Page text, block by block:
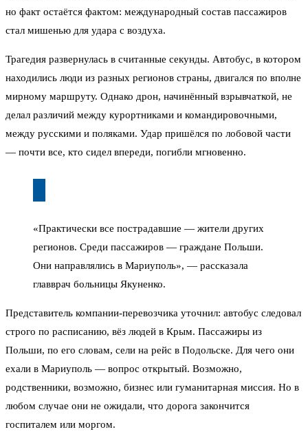
но факт остаётся фактом: международный состав пассажиров
стал мишенью для удара с воздуха.
Трагедия развернулась в считанные секунды. Автобус, в котором
находились люди из разных регионов страны, двигался по вполне
мирному маршруту. Однако дрон, начинённый взрывчаткой, не
делал различий между курортниками и командировочными,
между русскими и поляками. Удар пришёлся по лобовой части
— почти все, кто сидел впереди, погибли мгновенно.
«Практически все пострадавшие — жители других
регионов. Среди пассажиров — граждане Польши.
Они направлялись в Мариуполь», — рассказала
главврач больницы Якуненко.
Представитель компании-перевозчика уточнил: автобус следовал
строго по расписанию, вёз людей в Крым. Пассажиры из
Польши, по его словам, сели на рейс в Подольске. Для чего они
ехали в Мариуполь — вопрос открытый. Возможно,
родственники, возможно, бизнес или гуманитарная миссия. Но в
любом случае они не ожидали, что дорога закончится
госпиталем или моргом.